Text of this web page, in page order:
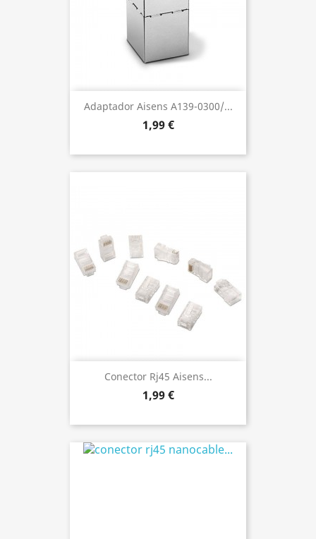
Adaptador Aisens A139-0300/...
1,99 €
Conector Rj45 Aisens...
1,99 €